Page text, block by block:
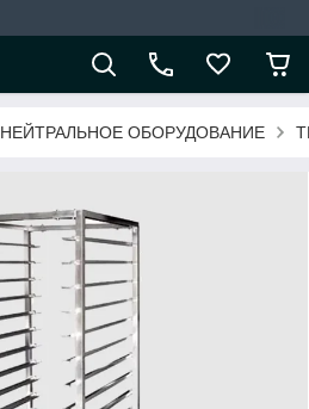
НЕЙТРАЛЬНОЕ ОБОРУДОВАНИЕ